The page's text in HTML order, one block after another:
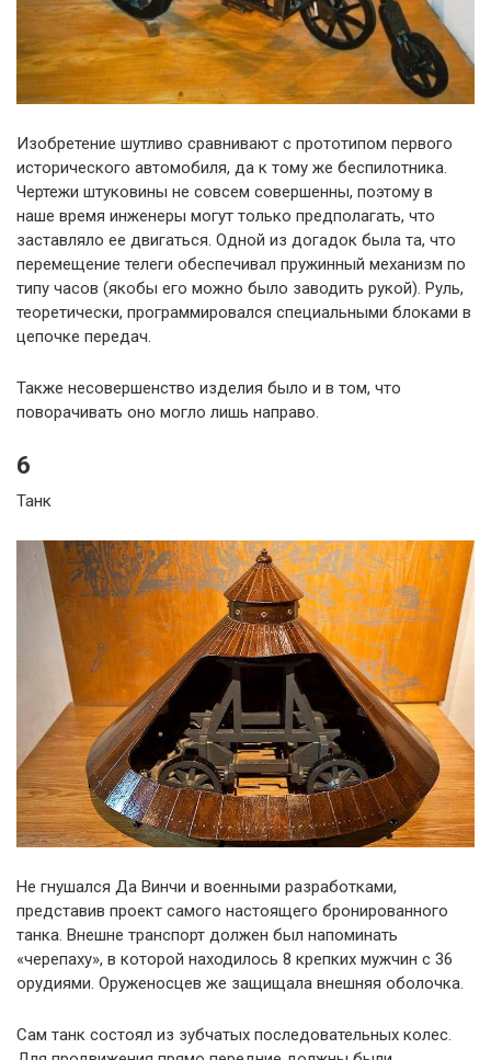
Изобретение шутливо сравнивают с прототипом первого
исторического автомобиля, да к тому же беспилотника.
Чертежи штуковины не совсем совершенны, поэтому в
наше время инженеры могут только предполагать, что
заставляло ее двигаться. Одной из догадок была та, что
перемещение телеги обеспечивал пружинный механизм по
типу часов (якобы его можно было заводить рукой). Руль,
теоретически, программировался специальными блоками в
цепочке передач.
Также несовершенство изделия было и в том, что
поворачивать оно могло лишь направо.
6
Танк
Не гнушался Да Винчи и военными разработками,
представив проект самого настоящего бронированного
танка. Внешне транспорт должен был напоминать
«черепаху», в которой находилось 8 крепких мужчин с 36
орудиями. Оруженосцев же защищала внешняя оболочка.
Сам танк состоял из зубчатых последовательных колес.